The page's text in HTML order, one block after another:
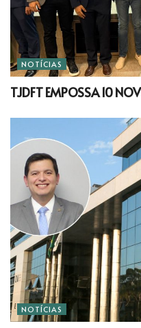
NOTÍCIAS
TJDFT EMPOSSA 10
NOTÍCIAS